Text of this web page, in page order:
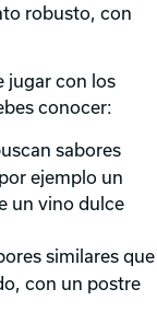
robusto, con
jugar con los
conocer:
sabores
ejemplo un
un vino dulce
similares que
con un postre